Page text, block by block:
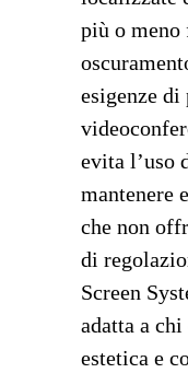
più o
esigenze
evita l’uso
mantenere
che non
di
Screen
adatta a
estetica e